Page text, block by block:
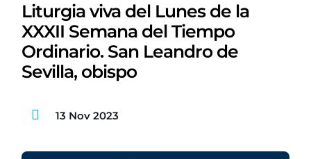
Liturgia viva del Lunes de la
XXXII Semana del Tiempo
Ordinario. San Leandro de
Sevilla, obispo
13 Nov 2023